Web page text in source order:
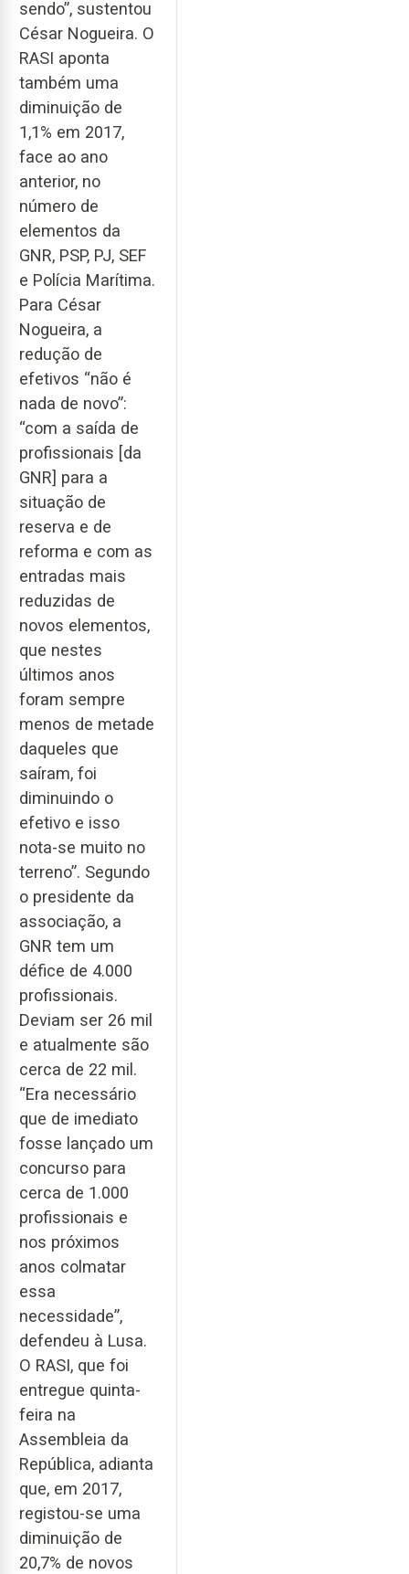
sendo”, sustentou
César Nogueira. O
RASI aponta
também uma
diminuição de
1,1% em 2017,
face ao ano
anterior, no
número de
elementos da
GNR, PSP, PJ, SEF
e Polícia Marítima.
Para César
Nogueira, a
redução de
efetivos “não é
nada de novo”:
“com a saída de
profissionais [da
GNR] para a
situação de
reserva e de
reforma e com as
entradas mais
reduzidas de
novos elementos,
que nestes
últimos anos
foram sempre
menos de metade
daqueles que
saíram, foi
diminuindo o
efetivo e isso
nota-se muito no
terreno”. Segundo
o presidente da
associação, a
GNR tem um
défice de 4.000
profissionais.
Deviam ser 26 mil
e atualmente são
cerca de 22 mil.
“Era necessário
que de imediato
fosse lançado um
concurso para
cerca de 1.000
profissionais e
nos próximos
anos colmatar
essa
necessidade”,
defendeu à Lusa.
O RASI, que foi
entregue quinta-
feira na
Assembleia da
República, adianta
que, em 2017,
registou-se uma
diminuição de
20,7% de novos